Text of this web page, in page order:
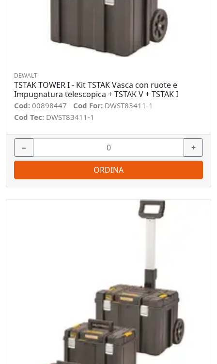
DEWALT
TSTAK TOWER I - Kit TSTAK Vasca con ruote e
Impugnatura telescopica + TSTAK V + TSTAK I
Cod: 00898447 Cod For: DWST83411-1
Cod Tec: DWST83411-1
− +
ORDINA